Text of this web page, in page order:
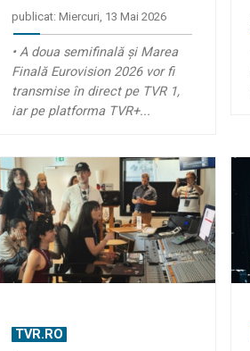
publicat: Miercuri, 13 Mai 2026
• A doua semifinală și Marea
Finală Eurovision 2026 vor fi
transmise în direct pe TVR 1,
iar pe platforma TVR+...
TVR.RO